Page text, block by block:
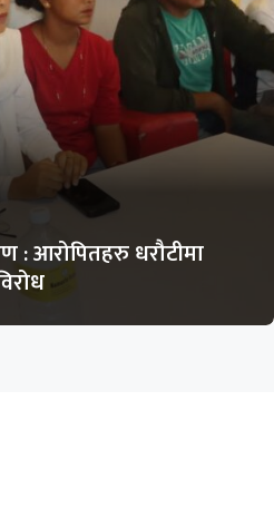
: आरोपितहरु धरौटीमा